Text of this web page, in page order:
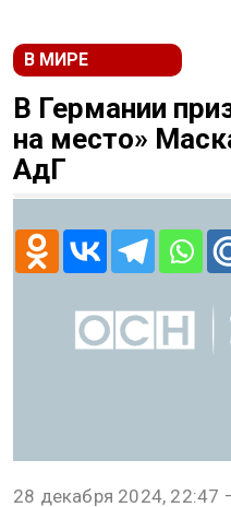
В МИРЕ
В Германии
на место»
АдГ
28 декабря 2024, 22:47